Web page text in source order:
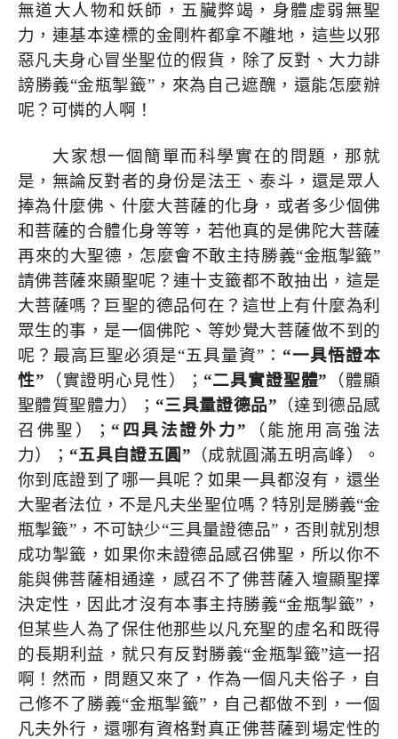
無道大人物和妖師，五臟弊竭，身體虛弱無聖
力，連基本達標的金剛杵都拿不離地，這些以邪
惡凡夫身心冒坐聖位的假貨，除了反對、大力誹
謗勝義“金瓶掣籤”，來為自己遮醜，還能怎麼辦
呢？可憐的人啊！
大家想一個簡單而科學實在的問題，那就
是，無論反對者的身份是法王、泰斗，還是眾人
捧為什麼佛、什麼大菩薩的化身，或者多少個佛
和菩薩的合體化身等等，若他真的是佛陀大菩薩
再來的大聖德，怎麼會不敢主持勝義“金瓶掣籤”
請佛菩薩來顯聖呢？連十支籤都不敢抽出，這是
大菩薩嗎？巨聖的德品何在？這世上有什麼為利
眾生的事，是一個佛陀、等妙覺大菩薩做不到的
呢？最高巨聖必須是“五具量資”： “一具悟證本
性” （實證明心見性）； “二具實證聖體” （體顯
聖體質聖體力）； “三具量證德品” （達到德品感
召佛聖）； “ 四具法證外力” （能施用高強法
力）； “五具自證五圓” （成就圓滿五明高峰）。
你到底證到了哪一具呢？如果一具都沒有，還坐
大聖者法位，不是凡夫坐聖位嗎？特別是勝義“金
瓶掣籤”，不可缺少“三具量證德品”，否則就別想
成功掣籤，如果你未證德品感召佛聖，所以你不
能與佛菩薩相通達，感召不了佛菩薩入壇顯聖擇
決定性，因此才沒有本事主持勝義“金瓶掣籤”，
但某些人為了保住他那些以凡充聖的虛名和既得
的長期利益，就只有反對勝義“金瓶掣籤”這一招
啊！然而，問題又來了，作為一個凡夫俗子，自
己修不了勝義“金瓶掣籤”，自己都做不到，一個
凡夫外行，還哪有資格對真正佛菩薩到場定性的